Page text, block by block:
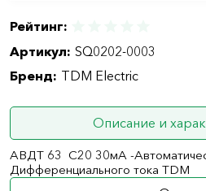
Рейтинг:
Артикул: SQ0202-0003
Бренд: TDM Electric
Описание и
АВДТ 63 С20 30мА -
Дифференциального тока ТDM